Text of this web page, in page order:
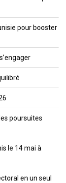
pour booster
poursuites
le 14 mai à
en un seul